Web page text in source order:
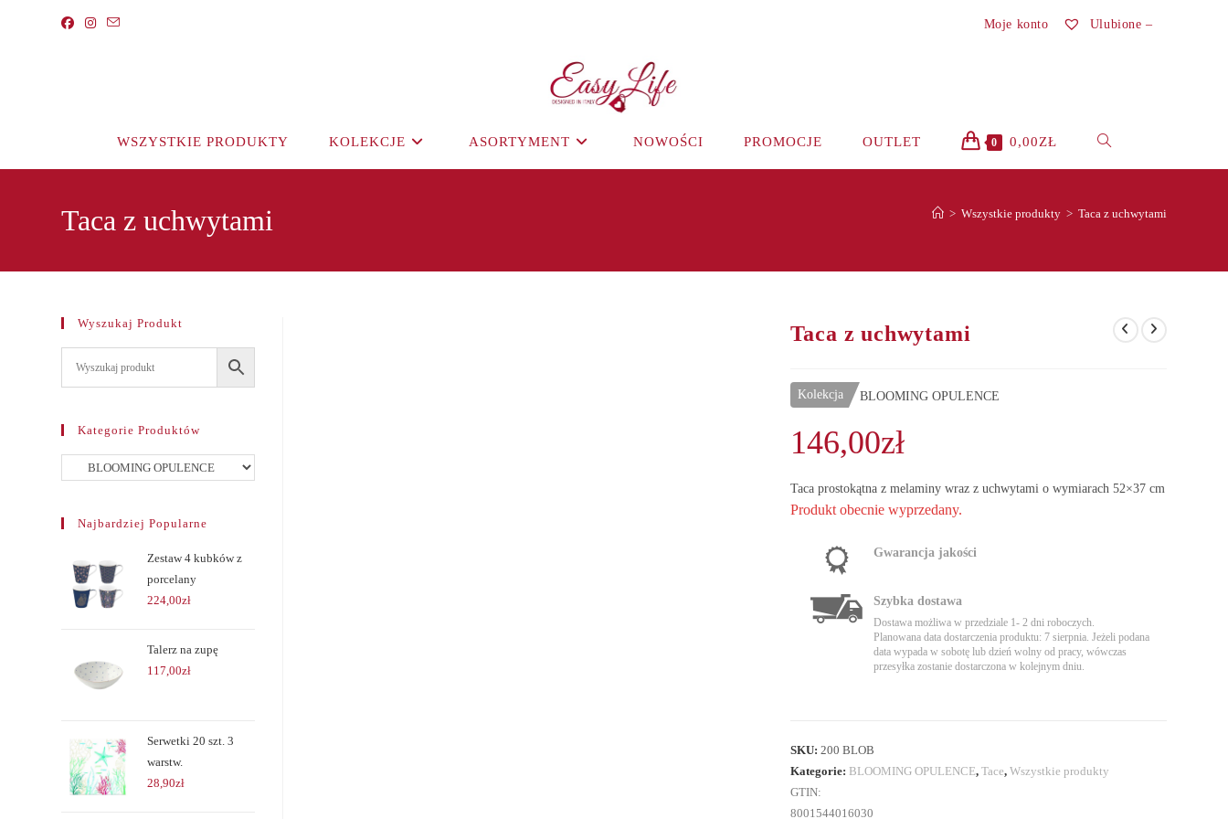
Moje konto Ulubione –
WSZYSTKIE PRODUKTY KOLEKCJE ASORTYMENT NOWOŚCI PROMOCJE OUTLET 0 0,00ZŁ TOGGLE
Taca z uchwytami > Wszystkie produkty > Taca z uchwytami
Taca z uchwytami
Kolekcja BLOOMING OPULENCE
146,00zł
Taca prostokątna z melaminy wraz z uchwytami o wymiarach 52×37 cm
Produkt obecnie wyprzedany.
Gwarancja jakości
Szybka dostawa
Dostawa możliwa w przedziale 1- 2 dni roboczych.
Planowana data dostarczenia produktu: 7 sierpnia. Jeżeli podana
data wypada w sobotę lub dzień wolny od pracy, wówczas
przesyłka zostanie dostarczona w kolejnym dniu.
SKU: 200 BLOB
Kategorie: BLOOMING OPULENCE, Tace, Wszystkie produkty
GTIN:
8001544016030
Wyszukaj Produkt
Kategorie Produktów
Najbardziej Popularne
Zestaw 4 kubków z
porcelany
224,00zł
Talerz na zupę
117,00zł
Serwetki 20 szt. 3
warstw.
28,90zł